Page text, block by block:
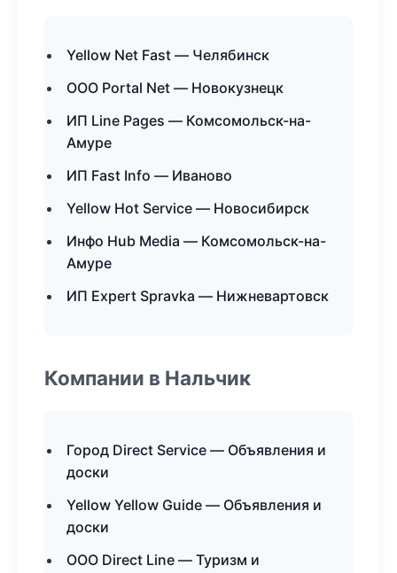
Yellow Net Fast — Челябинск
ООО Portal Net — Новокузнецк
ИП Line Pages — Комсомольск-на-
Амуре
ИП Fast Info — Иваново
Yellow Hot Service — Новосибирск
Инфо Hub Media — Комсомольск-на-
Амуре
ИП Expert Spravka — Нижневартовск
Компании в Нальчик
Город Direct Service — Объявления и
доски
Yellow Yellow Guide — Объявления и
доски
ООО Direct Line — Туризм и